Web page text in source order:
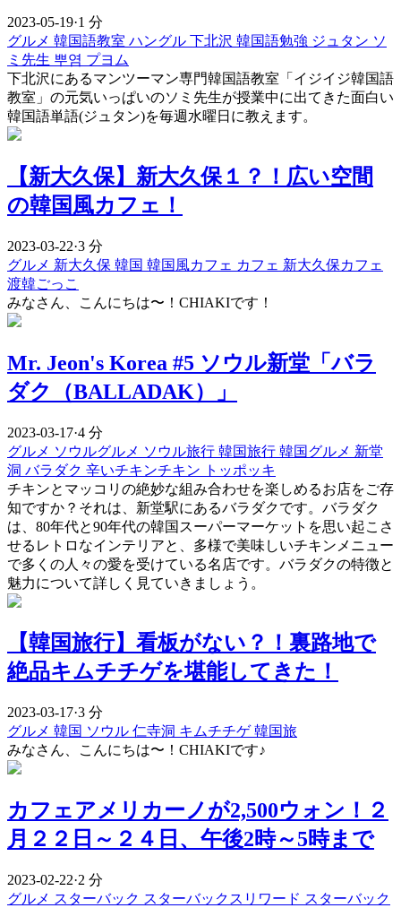
2023-05-19·1 分
グルメ 韓国語教室 ハングル 下北沢 韓国語勉強 ジュタン ソ
ミ先生 뿌염 プヨム
下北沢にあるマンツーマン専門韓国語教室「イジイジ韓国語
教室」の元気いっぱいのソミ先生が授業中に出てきた面白い
韓国語単語(ジュタン)を毎週水曜日に教えます。
【新大久保】新大久保１？！広い空間
の韓国風カフェ！
2023-03-22·3 分
グルメ 新大久保 韓国 韓国風カフェ カフェ 新大久保カフェ
渡韓ごっこ
みなさん、こんにちは〜！CHIAKIです！
Mr. Jeon's Korea #5 ソウル新堂「バラ
ダク（BALLADAK）」
2023-03-17·4 分
グルメ ソウルグルメ ソウル旅行 韓国旅行 韓国グルメ 新堂
洞 バラダク 辛いチキンチキン
トッポッキ
チキンとマッコリの絶妙な組み合わせを楽しめるお店をご存
知ですか？それは、新堂駅にあるバラダクです。バラダク
は、80年代と90年代の韓国スーパーマーケットを思い起こさ
せるレトロなインテリアと、多様で美味しいチキンメニュー
で多くの人々の愛を受けている名店です。バラダクの特徴と
魅力について詳しく見ていきましょう。
【韓国旅行】看板がない？！裏路地で
絶品キムチチゲを堪能してきた！
2023-03-17·3 分
グルメ 韓国 ソウル 仁寺洞 キムチチゲ韓国旅
みなさん、こんにちは〜！CHIAKIです♪
カフェアメリカーノが2,500ウォン！２
月２２日～２４日、午後2時～5時まで
2023-02-22·2 分
グルメ スターバック スターバックスリワード スターバック